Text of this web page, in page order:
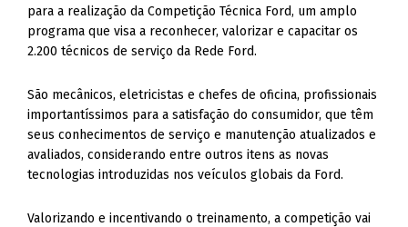
para a realização da Competição Técnica Ford, um amplo
programa que visa a reconhecer, valorizar e capacitar os
2.200 técnicos de serviço da Rede Ford.
São mecânicos, eletricistas e chefes de oficina, profissionais
importantíssimos para a satisfação do consumidor, que têm
seus conhecimentos de serviço e manutenção atualizados e
avaliados, considerando entre outros itens as novas
tecnologias introduzidas nos veículos globais da Ford.
Valorizando e incentivando o treinamento, a competição vai